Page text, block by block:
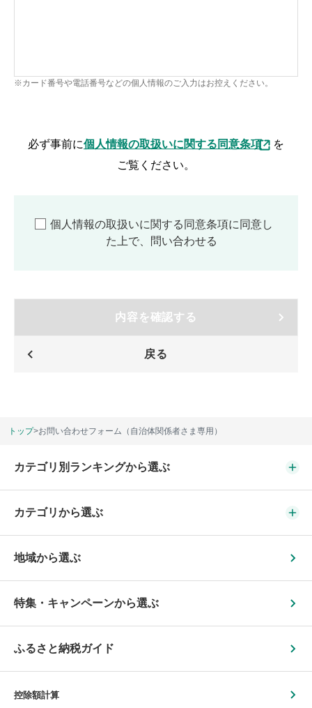
※カード番号や電話番号などの個人情報のご入力はお控えください。
必ず事前に個人情報の取扱いに関する同意条項
を
ご覧ください。
個人情報の取扱いに関する同意条項に同意し
た上で、問い合わせる
戻る
内容を確認する
トップ>お問い合わせフォーム（自治体関係者さま専用）
カテゴリ別ランキングから選ぶ
カテゴリから選ぶ
地域から選ぶ
特集・キャンペーンから選ぶ
ふるさと納税ガイド
控除額計算